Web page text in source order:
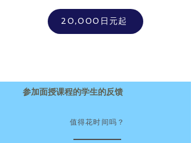
20,000日元起
参加面授课程的学生的反馈
值得花时间吗？